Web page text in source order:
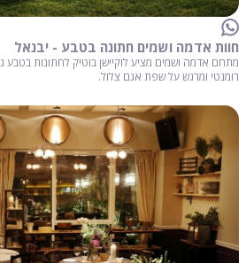
חוות אדמה ושמים חתונה בטבע - יבנאל
מתחם אדמה ושמים מציע לוקיישן בוטיק לחתונות בטבע
רומנטי ומרגש על שפת אגם צלול.